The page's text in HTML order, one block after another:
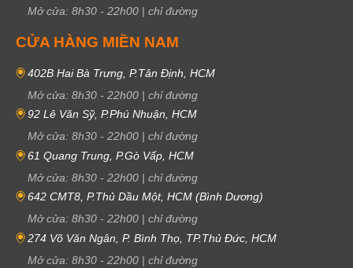
Mở cửa: 8h30 - 22h00 | chỉ đường
CỬA HÀNG MIỀN NAM
402B Hai Bà Trưng, P.Tân Định, HCM
Mở cửa: 8h30 - 22h00 | chỉ đường
92 Lê Văn Sỹ, P.Phú Nhuận, HCM
Mở cửa: 8h30 - 22h00 | chỉ đường
61 Quang Trung, P.Gò Vấp, HCM
Mở cửa: 8h30 - 22h00 | chỉ đường
642 CMT8, P.Thủ Dầu Một, HCM (Bình Dương)
Mở cửa: 8h30 - 22h00 | chỉ đường
274 Võ Văn Ngân, P. Bình Thọ, TP.Thủ Đức, HCM
Mở cửa: 8h30 - 22h00 | chỉ đường